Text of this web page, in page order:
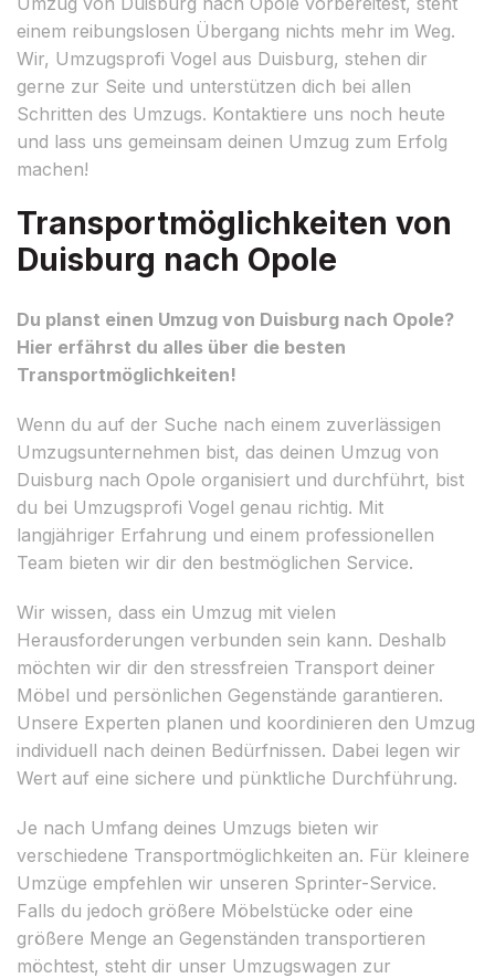
einem reibungslosen Übergang nichts mehr im Weg.
Wir, Umzugsprofi Vogel aus Duisburg, stehen dir
gerne zur Seite und unterstützen dich bei allen
Schritten des Umzugs. Kontaktiere uns noch heute
und lass uns gemeinsam deinen Umzug zum Erfolg
machen!
Transportmöglichkeiten von
Duisburg nach Opole
Du planst einen Umzug von Duisburg nach Opole?
Hier erfährst du alles über die besten
Transportmöglichkeiten!
Wenn du auf der Suche nach einem zuverlässigen
Umzugsunternehmen bist, das deinen Umzug von
Duisburg nach Opole organisiert und durchführt, bist
du bei Umzugsprofi Vogel genau richtig. Mit
langjähriger Erfahrung und einem professionellen
Team bieten wir dir den bestmöglichen Service.
Wir wissen, dass ein Umzug mit vielen
Herausforderungen verbunden sein kann. Deshalb
möchten wir dir den stressfreien Transport deiner
Möbel und persönlichen Gegenstände garantieren.
Unsere Experten planen und koordinieren den Umzug
individuell nach deinen Bedürfnissen. Dabei legen wir
Wert auf eine sichere und pünktliche Durchführung.
Je nach Umfang deines Umzugs bieten wir
verschiedene Transportmöglichkeiten an. Für kleinere
Umzüge empfehlen wir unseren Sprinter-Service.
Falls du jedoch größere Möbelstücke oder eine
größere Menge an Gegenständen transportieren
möchtest, steht dir unser Umzugswagen zur